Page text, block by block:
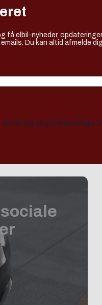
få elbil-nyheder,
Du kan altid afmelde
Ja tak, jeg vil gerne modtage